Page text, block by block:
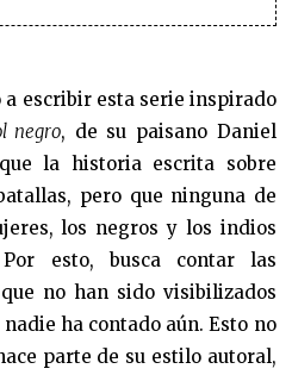
a escribir esta serie inspirado
negro, de su paisano Daniel
la historia escrita sobre
pero que ninguna de
los negros y los indios
esto, busca contar las
no han sido visibilizados
ha contado aún. Esto no
parte de su estilo autoral,